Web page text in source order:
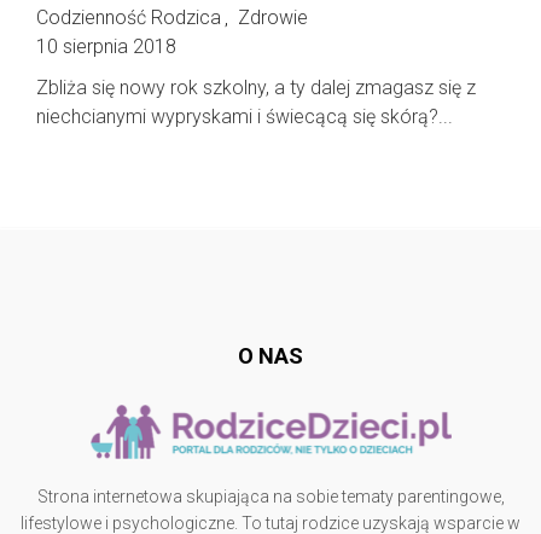
Codzienność Rodzica
Zdrowie
10 sierpnia 2018
Zbliża się nowy rok szkolny, a ty dalej zmagasz się z
niechcianymi wypryskami i świecącą się skórą?...
O NAS
Strona internetowa skupiająca na sobie tematy parentingowe,
lifestylowe i psychologiczne. To tutaj rodzice uzyskają wsparcie w